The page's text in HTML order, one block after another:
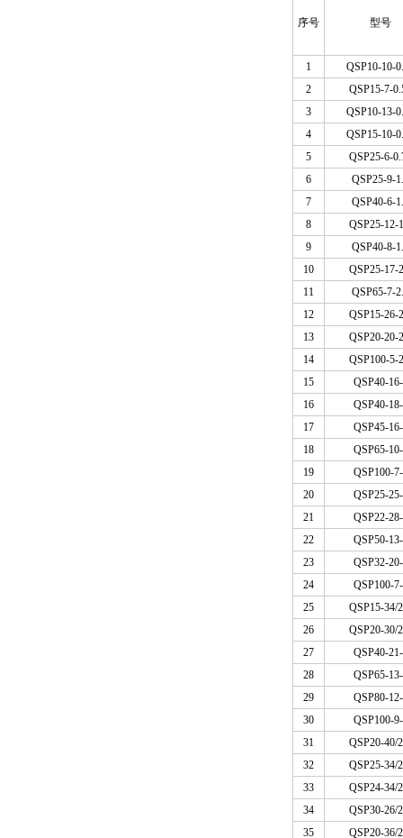
序号 型号
1
QSP10-10-
2
QSP15-7-
3
QSP10-13-
4
QSP15-10-
5
QSP25-6-
6
QSP25-9-
7
QSP40-6-
8
QSP25-12-
9
QSP40-8-
10
QSP25-17-
11
QSP65-7-
12
QSP15-26-
13
QSP20-20-
14
QSP100-5-
15
QSP40-
16
QSP40-
17
QSP45-
18
QSP65-
19
QSP100-
20
QSP25-
21
QSP22-
22
QSP50-
23
QSP32-
24
QSP100-
25
QSP15-34/
26
QSP20-30/
27
QSP40-
28
QSP65-
29
QSP80-
30
QSP100-
31
QSP20-40/
32
QSP25-34/
33
QSP24-34/
34
QSP30-26/
35
QSP20-36/